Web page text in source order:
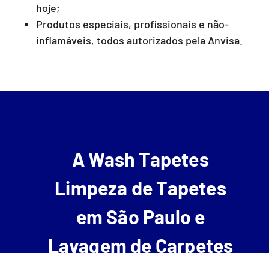
hoje;
Produtos especiais, profissionais e não-
inflamáveis, todos autorizados pela Anvisa.
A Wash Tapetes
Limpeza de Tapetes
em São Paulo e
Lavagem de Carpetes